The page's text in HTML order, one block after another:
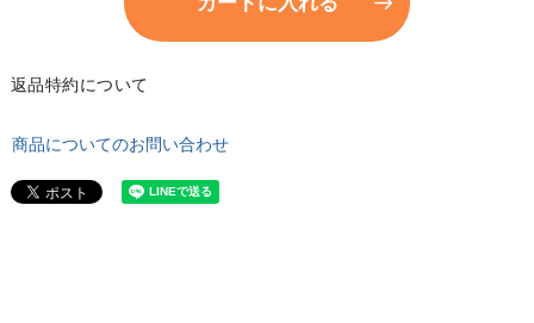
返品特約について
商品についてのお問い合わせ